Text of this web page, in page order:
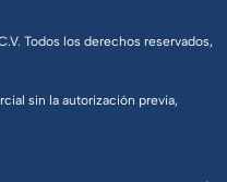
Todos los derechos reservados,
sin la autorización previa,